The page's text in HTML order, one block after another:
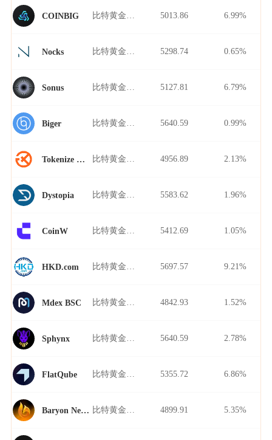
COINBIG 5013.86 6.99%
Nocks 5298.74 0.65%
Sonus 5127.81 6.79%
Biger 5640.59 0.99%
Tokenize Xchange 4956.89 2.13%
Dystopia 5583.62 1.96%
CoinW 5412.69 1.05%
HKD.com 5697.57 9.21%
Mdex BSC 4842.93 1.52%
Sphynx 5640.59 2.78%
FlatQube 5355.72 6.86%
Baryon Network 4899.91 5.35%